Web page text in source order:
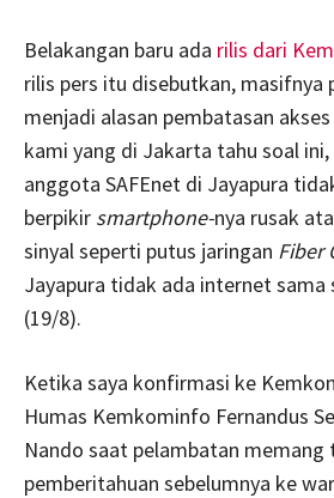
Belakangan baru ada rilis dari
rilis pers itu disebutkan, masifnya
menjadi alasan pembatasan
kami yang di Jakarta tahu soal
anggota SAFEnet di Jayapura
berpikir smartphone-nya rusak
sinyal seperti putus jaringan Fiber
Jayapura tidak ada internet sama
(19/8).
Ketika saya konfirmasi ke
Humas Kemkominfo Fernandus
Nando saat pelambatan memang
pemberitahuan sebelumnya ke